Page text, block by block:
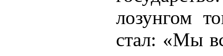
лозунгом
стал: «Мы